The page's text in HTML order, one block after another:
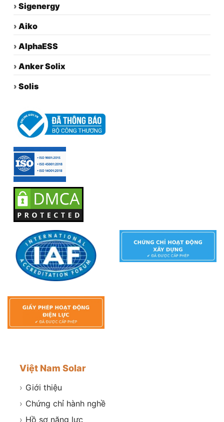
› Sigenergy
› Aiko
› AlphaESS
› Anker Solix
› Solis
Việt Nam Solar
› Giới thiệu
› Chứng chỉ hành nghề
› Hồ sơ năng lực